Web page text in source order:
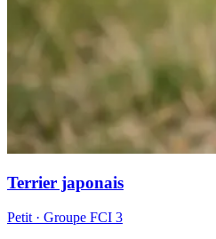
Terrier japonais
Petit · Groupe FCI 3